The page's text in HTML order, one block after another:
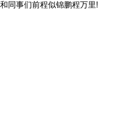
同事们前程似锦鹏程万里!